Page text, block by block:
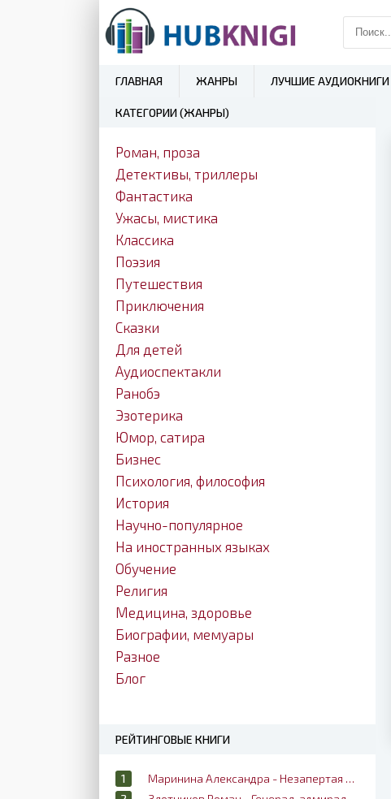
ГЛАВНАЯ ЖАНРЫ ЛУЧШИЕ АУДИОКНИГИ
КАТЕГОРИИ (ЖАНРЫ)
Роман, проза
Детективы, триллеры
Фантастика
Ужасы, мистика
Классика
Поэзия
Путешествия
Приключения
Сказки
Для детей
Аудиоспектакли
Ранобэ
Эзотерика
Юмор, сатира
Бизнес
Психология, философия
История
Научно-популярное
На иностранных языках
Обучение
Религия
Медицина, здоровье
Биографии, мемуары
Разное
Блог
РЕЙТИНГОВЫЕ КНИГИ
Маринина Александра - Незапертая дверь